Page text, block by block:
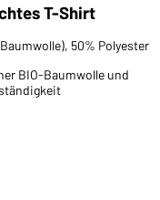
T-Shirt
50% Polyester
BIO-Baumwolle und